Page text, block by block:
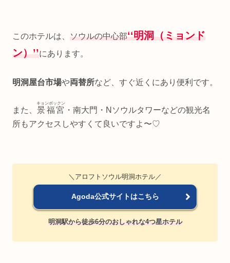
このホテルは、 ソウルの中心部‘‘明洞（ミョンド
ン）’’にあります。
明洞屋台市場や両替所など、すぐ近くにあり便利です。
また、 景福宮
キョンボックン
・南大門・Nソウルタワーなどの観光名
所もアクセスしやすくて良いですよ〜♡
＼アロフトソウル明洞ホテル／
Agoda公式サイトはこちら
明洞駅から徒歩6分のおしゃれな4つ星ホテル